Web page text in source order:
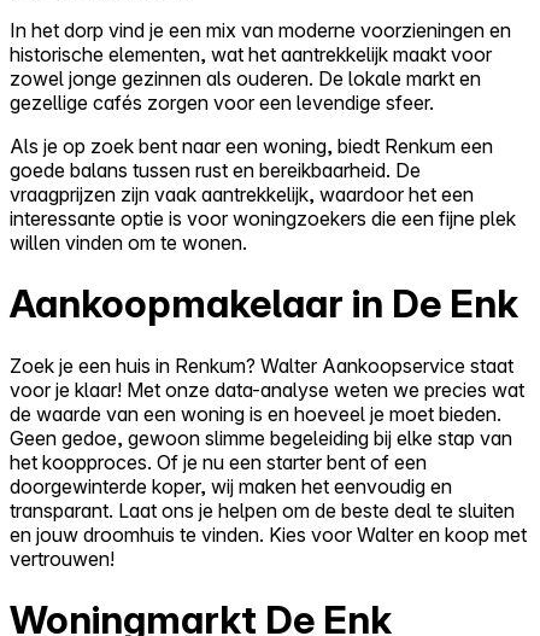
In het dorp vind je een mix van moderne voorzieningen en
historische elementen, wat het aantrekkelijk maakt voor
zowel jonge gezinnen als ouderen. De lokale markt en
gezellige cafés zorgen voor een levendige sfeer.
Als je op zoek bent naar een woning, biedt Renkum een
goede balans tussen rust en bereikbaarheid. De
vraagprijzen zijn vaak aantrekkelijk, waardoor het een
interessante optie is voor woningzoekers die een fijne plek
willen vinden om te wonen.
Aankoopmakelaar in De Enk
Zoek je een huis in Renkum? Walter Aankoopservice staat
voor je klaar! Met onze data-analyse weten we precies wat
de waarde van een woning is en hoeveel je moet bieden.
Geen gedoe, gewoon slimme begeleiding bij elke stap van
het koopproces. Of je nu een starter bent of een
doorgewinterde koper, wij maken het eenvoudig en
transparant. Laat ons je helpen om de beste deal te sluiten
en jouw droomhuis te vinden. Kies voor Walter en koop met
vertrouwen!
Woningmarkt De Enk